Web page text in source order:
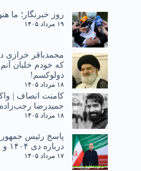
روز خبرنگار؛ ما
۱۹ مرداد ۱۴۰۵
که خودم خلبان
دولوکسم!
۱۸ مرداد ۱۴۰۵
کامنت انصاف |
حمیدرضا
۱۸ مرداد ۱۴۰۵
پاسخ رئیس
درباره دی ۱۴۰۴ و یادآوری نطق سال ۸۸
۱۷ مرداد ۱۴۰۵